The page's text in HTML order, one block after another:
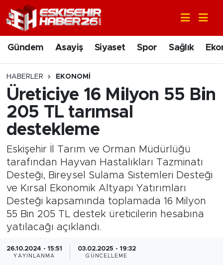
Gündem Asayiş Siyaset Spor Sağlık
HABERLER EKONOMI
Üreticiye 16 Milyon 55 Bin
205 TL tarımsal
destekleme
Eskişehir İl Tarım ve Orman Müdürlüğü
tarafından Hayvan Hastalıkları Tazminatı
Desteği, Bireysel Sulama Sistemleri Desteği
ve Kırsal Ekonomik Altyapı Yatırımları
Desteği kapsamında toplamada 16 Milyon
55 Bin 205 TL destek üreticilerin hesabına
yatılacağı açıklandı.
26.10.2024 - 15:51
YAYINLANMA
03.02.2025 - 19:32
GÜNCELLEME
Gündem
Asayiş
Siyaset
Spor
Ekonomi
Eğitim
Sanat
Nöbetçi Eczaneler
Hava Durumu
Trafik Durumu
Süper Lig Puan Durumu ve Fikstür
Son Dakika Haberleri
Haber Arşivi